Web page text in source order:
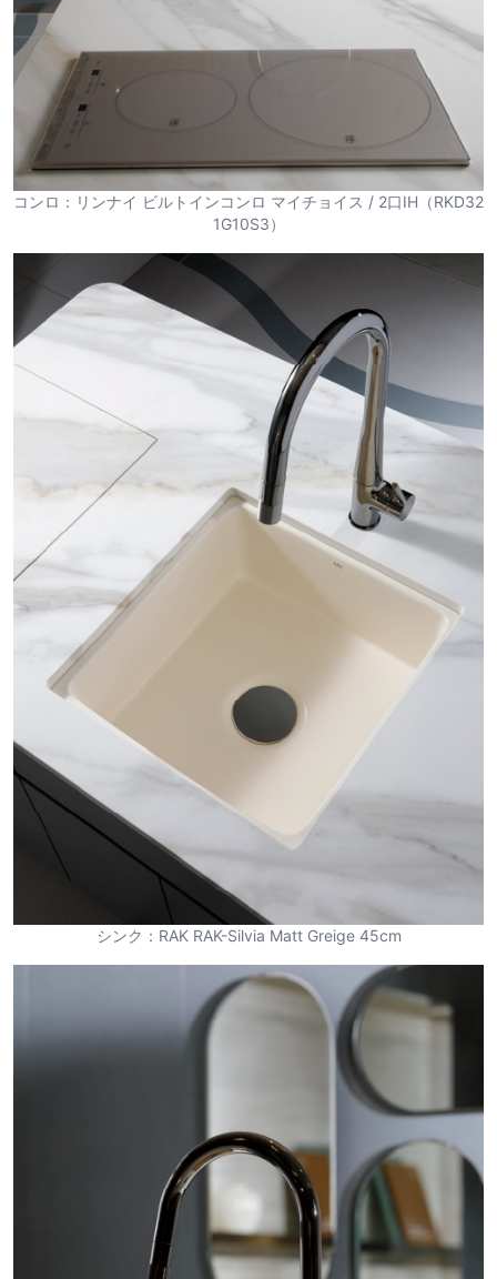
コンロ：リンナイ ビルトインコンロ マイチョイス / 2口IH（RKD32
1G10S3）
シンク：RAK RAK-Silvia Matt Greige 45cm